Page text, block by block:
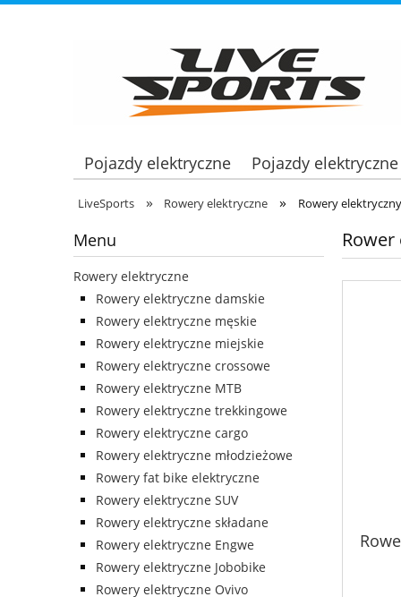
Pojazdy elektryczne Pojazdy
LiveSports » Rowery elektryczne » Rowery
Menu
Rowery elektryczne
Rowery elektryczne damskie
Rowery elektryczne męskie
Rowery elektryczne miejskie
Rowery elektryczne crossowe
Rowery elektryczne MTB
Rowery elektryczne trekkingowe
Rowery elektryczne cargo
Rowery elektryczne młodzieżowe
Rowery fat bike elektryczne
Rowery elektryczne SUV
Rowery elektryczne składane
Rowery elektryczne Engwe
Rowery elektryczne Jobobike
Rowery elektryczne Ovivo